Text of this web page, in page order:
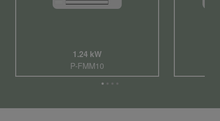
1.24 kW
P-FMM10